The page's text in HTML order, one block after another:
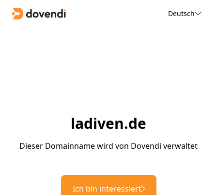
Deutsch
ladiven.de
Dieser Domainname wird von Dovendi verwaltet
Ich bin interessiert